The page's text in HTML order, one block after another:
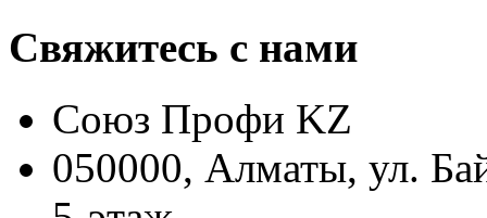
Свяжитесь с нами
Союз Профи KZ
050000, Алматы, ул.